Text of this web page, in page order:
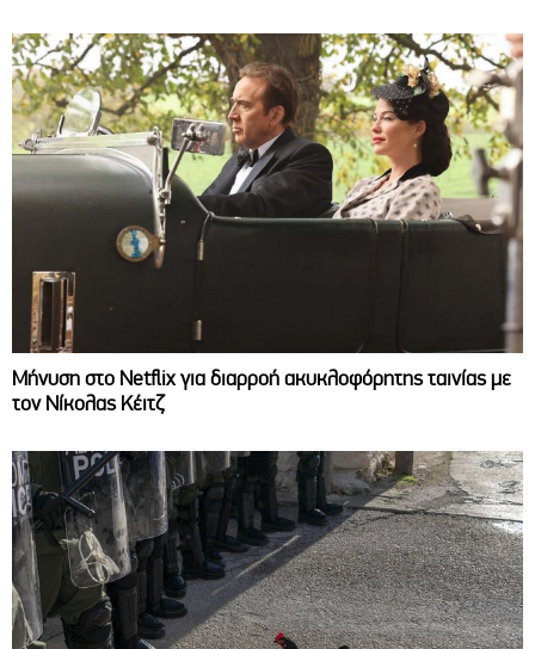
Μήνυση στο Netflix για διαρροή ακυκλοφόρητης ταινίας με
τον Νίκολας Κέιτζ